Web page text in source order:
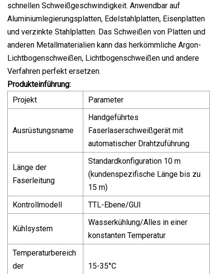
schnellen Schweißgeschwindigkeit. Anwendbar auf
Aluminiumlegierungsplatten, Edelstahlplatten, Eisenplatten
und verzinkte Stahlplatten. Das Schweißen von Platten und
anderen Metallmaterialien kann das herkömmliche Argon-
Lichtbogenschweißen, Lichtbogenschweißen und andere
Verfahren perfekt ersetzen.
Produkteinführung:
Projekt
Parameter
Ausrüstungsname
Handgeführtes
Faserlaserschweißgerät mit
automatischer Drahtzuführung
Länge der
Faserleitung
Standardkonfiguration 10 m
(kundenspezifische Länge bis zu
15 m)
Kontrollmodell
TTL-Ebene/GUI
Kühlsystem
Wasserkühlung/Alles in einer
konstanten Temperatur
Temperaturbereich
der
15-35°C